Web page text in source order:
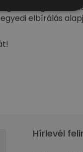
és
elbírálás
Hírlevél